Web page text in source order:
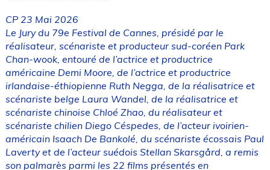
CP 23 Mai 2026
Le Jury du 79e Festival de Cannes, présidé par le
réalisateur, scénariste et producteur sud-coréen Park
Chan-wook, entouré de l’actrice et productrice
américaine Demi Moore, de l’actrice et productrice
irlandaise-éthiopienne Ruth Negga, de la réalisatrice et
scénariste belge Laura Wandel, de la réalisatrice et
scénariste chinoise Chloé Zhao, du réalisateur et
scénariste chilien Diego Céspedes, de l’acteur ivoirien-
américain Isaach De Bankolé, du scénariste écossais Paul
Laverty et de l’acteur suédois Stellan Skarsgård, a remis
son palmarès parmi les 22 films présentés en